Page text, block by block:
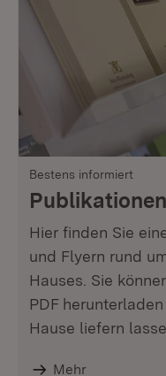
Bestens informiert
Publikationen
Hier finden Sie
und Flyern rund
Hauses. Sie
PDF
Hause liefern
Mehr